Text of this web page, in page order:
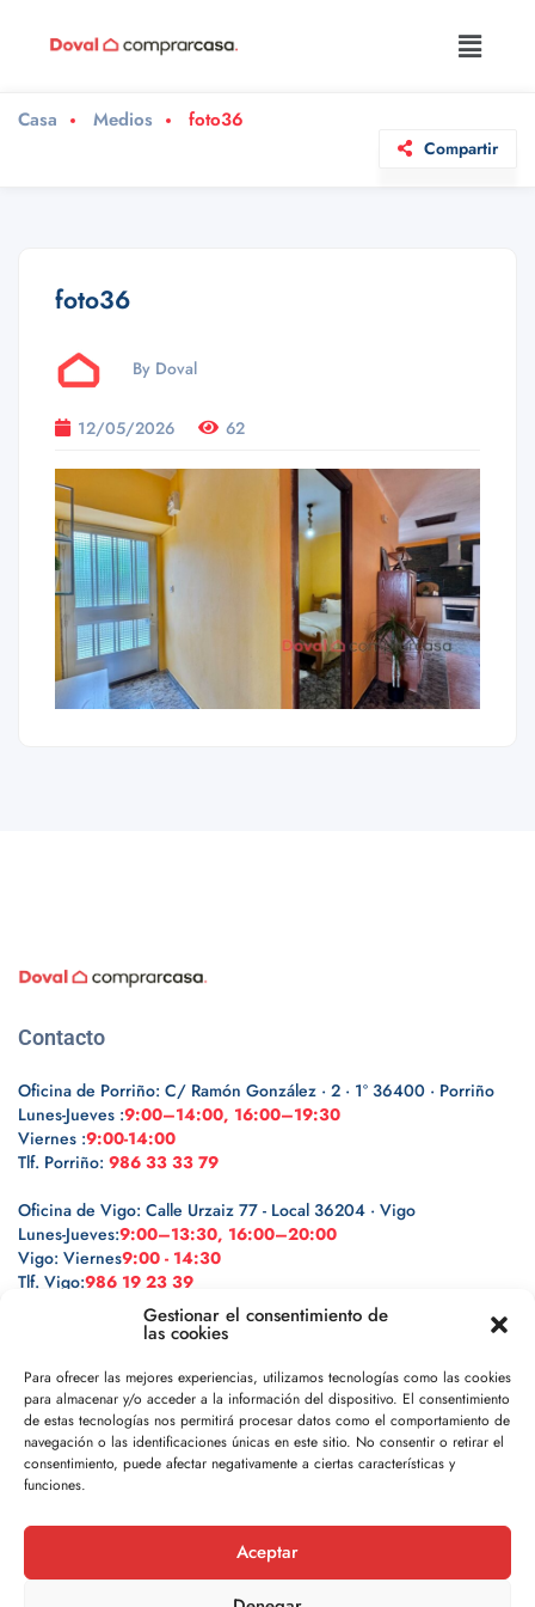
Gestionar el consentimiento de
las cookies
Para ofrecer las mejores experiencias, utilizamos tecnologías como las cookies
para almacenar y/o acceder a la información del dispositivo. El consentimiento
de estas tecnologías nos permitirá procesar datos como el comportamiento de
navegación o las identificaciones únicas en este sitio. No consentir o retirar el
consentimiento, puede afectar negativamente a ciertas características y
funciones.
Aceptar
Casa Medios foto36
Compartir
foto36
By Doval
12/05/2026 62
Contacto
Oficina de Porriño: C/ Ramón González · 2 · 1º 36400 · Porriño
Lunes-Jueves :9:00–14:00, 16:00–19:30
Viernes :9:00-14:00
Tlf. Porriño: 986 33 33 79
Oficina de Vigo: Calle Urzaiz 77 - Local 36204 · Vigo
Lunes-Jueves:9:00–13:30, 16:00–20:00
Vigo: Viernes9:00 - 14:30
Tlf. Vigo:986 19 23 39
Legal
Política de privacidad